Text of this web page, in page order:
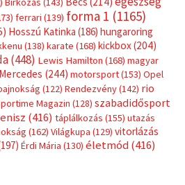
ferrari (139) forma 1 (1165)
Hosszú Katinka (186) hungaroring
(138) karate (168) kickbox(204)
(448) Lewis Hamilton (168) magyar
Mercedes (244) motorsport(153) Opel
(122) Rendezvény(142) rio
Magazin (128) szabadidősport
(416) táplálkozás (155) utazás
(162) Világkupa (129) vitorlázás
Érdi Mária (130) életmód(416)